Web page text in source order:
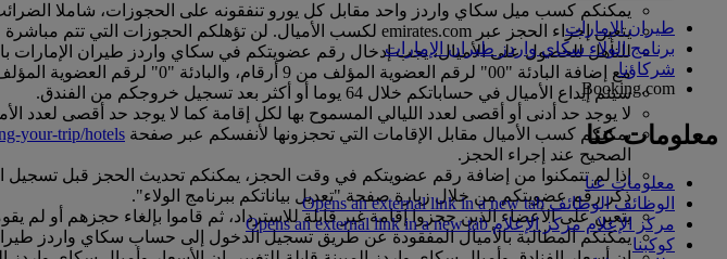
يمكنكم كسب ميل سكاي واردز واحد مقابل كل يورو تنفقونه على الحجوزات، شاملا
يتعين إجراء الحجز عبر emirates.com لكسب الأميال. لن تؤهلكم الحجوزات التي تتم مباشرة على موقع Booking.com لكسب الأميال.
مع إضافة البادئة "00" لرقم العضوية المؤلف من 9 أرقام، والبادئة "0" لرقم العضوية المؤلف من 10 أرقام. سيؤدي إدخال الرقم بصيغة غير صحيحة إلى عدم أهليتكم لكسب الأميال.
سيتم إيداع الأميال في حساباتكم خلال 64 يوما أو أكثر بعد تسجيل خروجكم من الفندق.
لا يوجد حد أدنى أو أقصى لعدد الليالي المسموح بها لكل إقامة كما لا يوجد حد أقصى لعدد
يمكنكم كسب الأميال مقابل الإقامات التي تحجزونها لأنفسكم عبر صفحة your-trip/hotels
الصحيح عند إجراء الحجز.
ذكر رقم عضويتكم من خلال زيارة صفحة "تعديل بياناتكم ببرنامج الولاء".
يتعين على الأعضاء الذين حجزوا إقامة غير قابلة للاسترداد، ثم قاموا بإلغاء حجزهم أو
يمكنكم المطالبة بالأميال المفقودة عن طريق تسجيل الدخول إلى حساب سكاي واردز
طيران الإمارات
برنامج الولاء سكاي واردز طيران الإمارات
شركاؤنا
Booking.com
معلومات عنا
معلومات عنا
الوظائفالوظائف Opens an external link in a new tab
مركز الإعلاممركز الإعلام Opens an external link in a new tab
كوكبنا